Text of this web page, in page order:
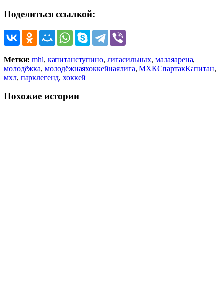
Поделиться ссылкой:
Метки: mhl, капитанступино, лигасильных, малаяарена,
молодёжка, молодёжнаяхоккейнаялига, МХКСпартакКапитан,
мхл, парклегенд, хоккей
Похожие истории